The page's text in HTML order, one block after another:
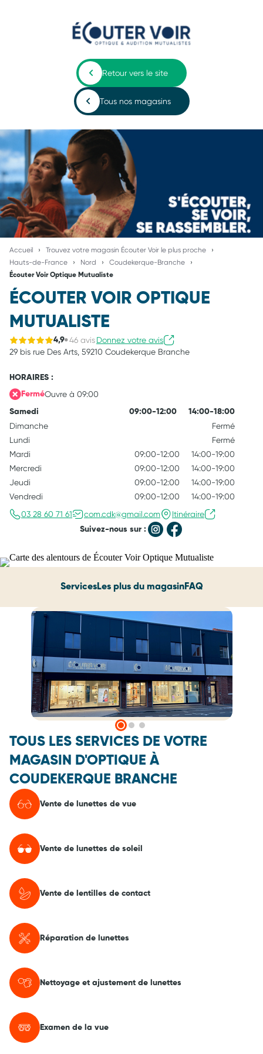
Retour vers le site
Tous nos magasins
Accueil
Trouvez votre magasin Écouter Voir le plus proche
Hauts-de-France
Nord Coudekerque-Branche
Écouter Voir Optique Mutualiste
ÉCOUTER VOIR OPTIQUE
MUTUALISTE
4,9 46 avisDonnez votre avis
29 bis rue Des Arts, 59210 Coudekerque Branche
HORAIRES :
FerméOuvre à 09:00
Samedi 09:00-12:00 14:00-18:00
Dimanche
Fermé
Lundi
Fermé
Mardi
09:00-12:00
14:00-19:00
Mercredi
09:00-12:00
14:00-19:00
Jeudi
09:00-12:00
14:00-19:00
Vendredi
09:00-12:00
14:00-19:00
03 28 60 71 61
com.cdk@gmail.com Itinéraire
Suivez-nous sur :
ServicesLes plus du magasinFAQ
TOUS LES SERVICES DE VOTRE
MAGASIN D'OPTIQUE À
COUDEKERQUE BRANCHE
Vente de lunettes de vue
Vente de lunettes de soleil
Vente de lentilles de contact
Réparation de lunettes
Nettoyage et ajustement de lunettes
Examen de la vue